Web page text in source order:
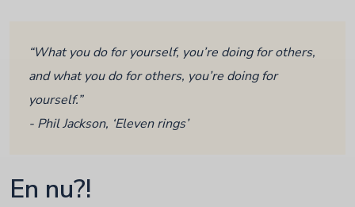
“What you do for yourself, you’re doing for others,
and what you do for others, you’re doing for
yourself.”
- Phil Jackson, ‘Eleven rings’
En nu?!